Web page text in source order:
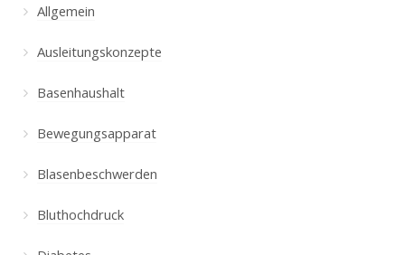
Allgemein
Ausleitungskonzepte
Basenhaushalt
Bewegungsapparat
Blasenbeschwerden
Bluthochdruck